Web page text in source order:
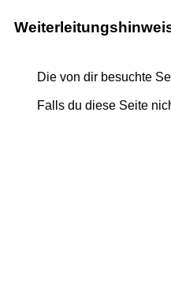
Die von dir besuchte
Falls du diese Seite